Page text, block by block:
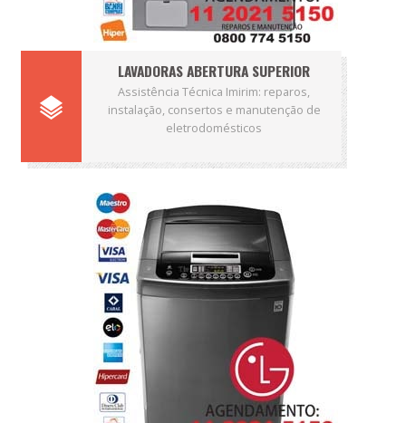
LAVADORAS ABERTURA SUPERIOR
Assistência Técnica Imirim: reparos,
instalação, consertos e manutenção de
eletrodomésticos